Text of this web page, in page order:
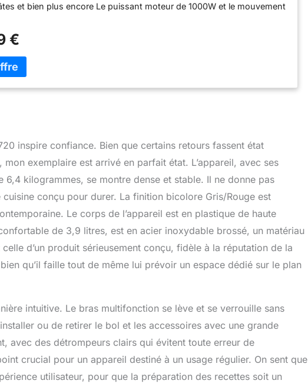
et bien plus encore Le puissant moteur de 1000W et le mouvement
sans baisse de régime même pendant une longue durée Le bol en
grande capacité (3,9 L) permet la préparation de quantités
: jusqu'à 2,7 kg de pâte à gâteau (soit 48 cupcakes) ou 1,9 kg de pâte
4 brioches) Facile à utiliser grâce au bras mobile d'une simple pression,
7 vitesses + turbo pour maîtriser la texture de vos préparations
robot pâtissier Bosch MUM58920, 1x fouet batteur, 1x fouet
traitement domestiques normales ; ne dépassez pas les quantités
€
inspire confiance. Bien que certains retours fassent état
exemplaire est arrivé en parfait état. L’appareil, avec ses
kilogrammes, se montre dense et stable. Il ne donne pas
cuisine conçu pour durer. La finition bicolore Gris/Rouge est
Le corps de l’appareil est en plastique de haute
de 3,9 litres, est en acier inoxydable brossé, un matériau
d’un produit sérieusement conçu, fidèle à la réputation de la
qu’il faille tout de même lui prévoir un espace dédié sur le plan
intuitive. Le bras multifonction se lève et se verrouille sans
ou de retirer le bol et les accessoires avec une grande
avec des détrompeurs clairs qui évitent toute erreur de
crucial pour un appareil destiné à un usage régulier. On sent que
utilisateur, pour que la préparation des recettes soit un